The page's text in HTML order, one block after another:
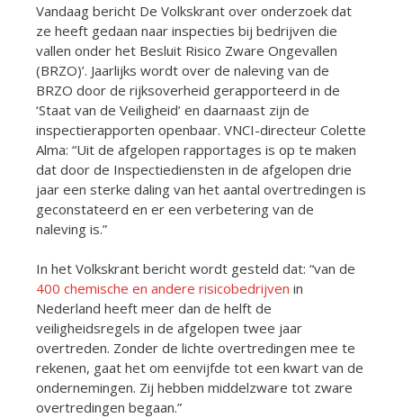
Vandaag bericht De Volkskrant over onderzoek dat
ze heeft gedaan naar inspecties bij bedrijven die
vallen onder het Besluit Risico Zware Ongevallen
(BRZO)’. Jaarlijks wordt over de naleving van de
BRZO door de rijksoverheid gerapporteerd in de
‘Staat van de Veiligheid’ en daarnaast zijn de
inspectierapporten openbaar. VNCI-directeur Colette
Alma: “Uit de afgelopen rapportages is op te maken
dat door de Inspectiediensten in de afgelopen drie
jaar een sterke daling van het aantal overtredingen is
geconstateerd en er een verbetering van de
naleving is.”
In het Volkskrant bericht wordt gesteld dat: “van de
400 chemische en andere risicobedrijven in
Nederland heeft meer dan de helft de
veiligheidsregels in de afgelopen twee jaar
overtreden. Zonder de lichte overtredingen mee te
rekenen, gaat het om eenvijfde tot een kwart van de
ondernemingen. Zij hebben middelzware tot zware
overtredingen begaan.”